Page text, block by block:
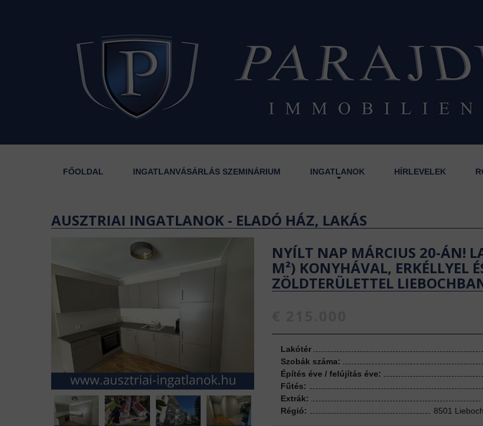
FŐOLDAL INGATLANVÁSÁRLÁS SZEMINÁRIUM INGATLANOK HÍRLEVELEK
AUSZTRIAI INGATLANOK - ELADÓ HÁZ, LAKÁS
NYÍLT NAP MÁRCIUS 20-ÁN!
M²) KONYHÁVAL, ERKÉLLYEL
ZÖLDTERÜLETTEL
Lakótér
Szobák száma:
Építés éve / felújítás éve:
Fűtés:
Extrák:
Régió:
8501